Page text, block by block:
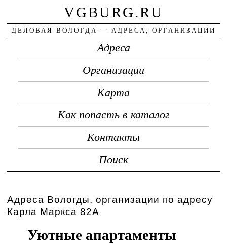
VGBURG.RU
ДЕЛОВАЯ ВОЛОГДА — АДРЕСА, ОРГАНИЗАЦИИ
Адреса
Организации
Карта
Как попасть в каталог
Контакты
Поиск
Адреса Вологды, организации по адресу
Карла Маркса 82А
Уютные апартаменты